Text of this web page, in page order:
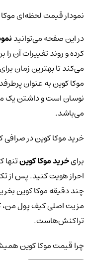
نمودار قیمت لحظه‌ای موکا
در این صفحه می‌توانید
کرده و روند تغییرات آن
می‌کند تا بهترین زمان برای
موکا کوین به عنوان
نوسان است و داشتن یک
می‌باشد.
خرید موکا کوین در
برایخرید موکا کوینتنها
احراز هویت کنید. پس از
چند دقیقه موکا کوین
مزیت اصلی کیف پول من،
تراکنش‌هاست.
چرا قیمت موکا کوین